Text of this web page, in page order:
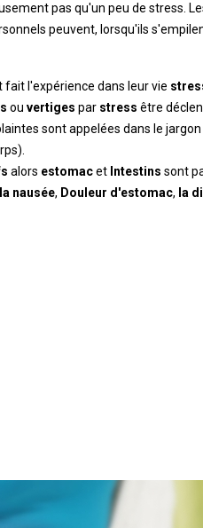
pas qu'un peu de stress.
peuvent, lorsqu'ils
fait l'expérience dans leur vie
ou vertiges par stress être
sont appelées dans le
alors estomacet Intestins sont
la nausée, Douleur d'estomac, la